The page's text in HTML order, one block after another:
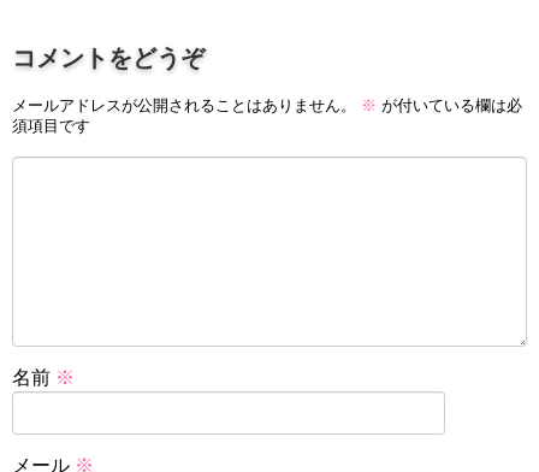
コメントをどうぞ
メールアドレスが公開されることはありません。 ※ が付いている欄は必
須項目です
名前 ※
メール ※